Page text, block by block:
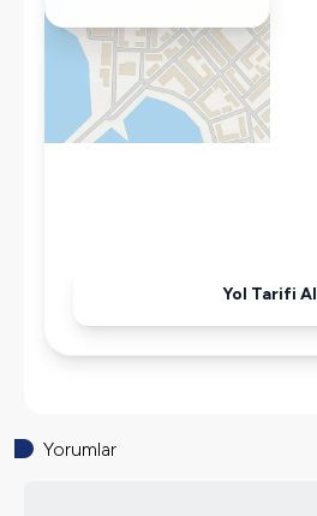
Saç Kurutma Makinası
Bulaşık Makinesi
Çamaşır Makinesi
Buzdolabı
Yol Tarifi Al
Yorumlar